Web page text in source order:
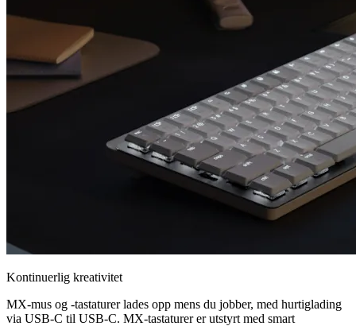
Kontinuerlig kreativitet
MX-mus og -tastaturer lades opp mens du jobber, med hurtiglading
via USB-C til USB-C. MX-tastaturer er utstyrt med smart